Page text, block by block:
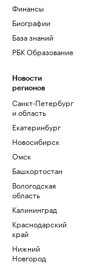
Финансы
Биографии
База знаний
РБК Образование
Новости
регионов
Санкт-Петербург
и область
Екатеринбург
Новосибирск
Омск
Башкортостан
Вологодская
область
Калининград
Краснодарский
край
Нижний
Новгород